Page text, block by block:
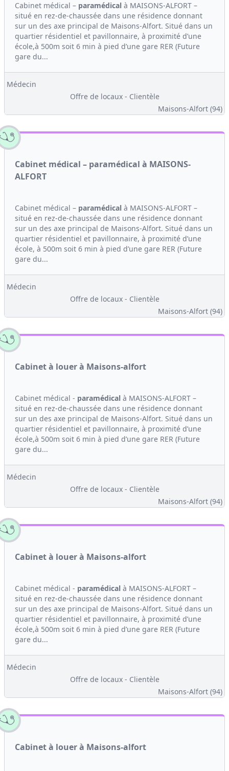
Cabinet médical – paramédical à MAISONS-ALFORT –
situé en rez-de-chaussée dans une résidence donnant
sur un des axe principal de Maisons-Alfort. Situé dans un
quartier résidentiel et pavillonnaire, à proximité d’une
école,à 500m soit 6 min à pied d’une gare RER (Future
gare du...
Médecin
Offre de locaux - Clientèle
Maisons-Alfort (94)
Cabinet médical – paramédical à MAISONS-
ALFORT
Cabinet médical – paramédical à MAISONS-ALFORT –
situé en rez-de-chaussée dans une résidence donnant
sur un des axe principal de Maisons-Alfort. Situé dans un
quartier résidentiel et pavillonnaire, à proximité d’une
école, à 500m soit 6 min à pied d’une gare RER (Future
gare du...
Médecin
Offre de locaux - Clientèle
Maisons-Alfort (94)
Cabinet à louer à Maisons-alfort
Cabinet médical - paramédical à MAISONS-ALFORT –
situé en rez-de-chaussée dans une résidence donnant
sur un des axe principal de Maisons-Alfort. Situé dans un
quartier résidentiel et pavillonnaire, à proximité d’une
école,à 500m soit 6 min à pied d’une gare RER (Future
gare du...
Médecin
Offre de locaux - Clientèle
Maisons-Alfort (94)
Cabinet à louer à Maisons-alfort
Cabinet médical - paramédical à MAISONS-ALFORT –
situé en rez-de-chaussée dans une résidence donnant
sur un des axe principal de Maisons-Alfort. Situé dans un
quartier résidentiel et pavillonnaire, à proximité d’une
école,à 500m soit 6 min à pied d’une gare RER (Future
gare du...
Médecin
Offre de locaux - Clientèle
Maisons-Alfort (94)
Cabinet à louer à Maisons-alfort